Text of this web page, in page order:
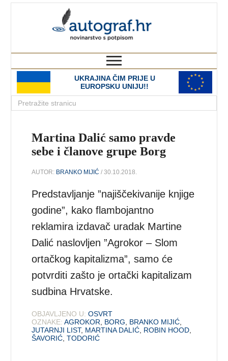
UKRAJINA ČIM PRIJE U
EUROPSKU UNIJU!!
Martina Dalić samo pravde
sebe i članove grupe Borg
AUTOR: BRANKO MIJIĆ / 30.10.2018.
Predstavljanje ”najiščekivanije knjige
godine”, kako flambojantno
reklamira izdavač uradak Martine
Dalić naslovljen ”Agrokor – Slom
ortačkog kapitalizma”, samo će
potvrditi zašto je ortački kapitalizam
sudbina Hrvatske.
OBJAVLJENO U: OSVRT
OZNAKE: AGROKOR BORG BRANKO MIJIĆ
JUTARNJI LIST, MARTINA DALIĆ ROBIN HOOD
ŠAVORIĆ ,TODORIĆ